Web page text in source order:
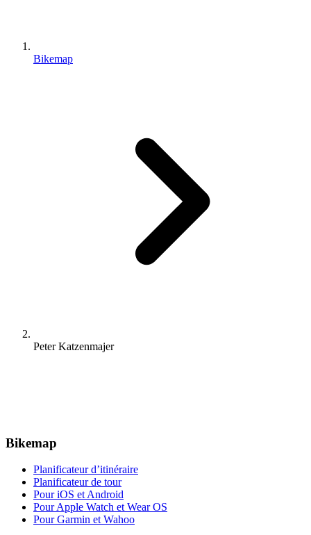
Bikemap
Peter Katzenmajer
Bikemap
Planificateur d’itinéraire
Planificateur de tour
Pour iOS et Android
Pour Apple Watch et Wear OS
Pour Garmin et Wahoo